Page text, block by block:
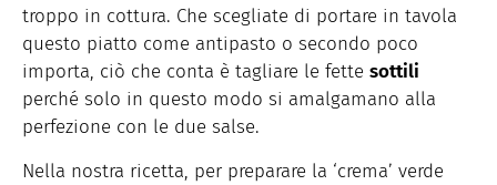
troppo in cottura. Che scegliate di portare in tavola
questo piatto come antipasto o secondo poco
importa, ciò che conta è tagliare le fette sottili
perché solo in questo modo si amalgamano alla
perfezione con le due salse.
Nella nostra ricetta, per preparare la ‘crema’ verde